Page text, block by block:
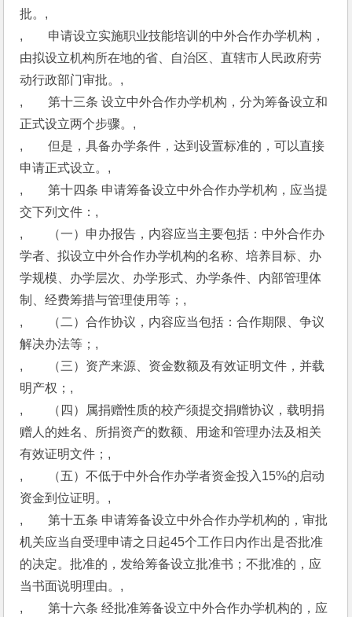
批。,
,　　申请设立实施职业技能培训的中外合作办学机构，
由拟设立机构所在地的省、自治区、直辖市人民政府劳
动行政部门审批。,
,　　第十三条 设立中外合作办学机构，分为筹备设立和
正式设立两个步骤。,
,　　但是，具备办学条件，达到设置标准的，可以直接
申请正式设立。,
,　　第十四条 申请筹备设立中外合作办学机构，应当提
交下列文件：,
,　　（一）申办报告，内容应当主要包括：中外合作办
学者、拟设立中外合作办学机构的名称、培养目标、办
学规模、办学层次、办学形式、办学条件、内部管理体
制、经费筹措与管理使用等；,
,　　（二）合作协议，内容应当包括：合作期限、争议
解决办法等；,
,　　（三）资产来源、资金数额及有效证明文件，并载
明产权；,
,　　（四）属捐赠性质的校产须提交捐赠协议，载明捐
赠人的姓名、所捐资产的数额、用途和管理办法及相关
有效证明文件；,
,　　（五）不低于中外合作办学者资金投入15%的启动
资金到位证明。,
,　　第十五条 申请筹备设立中外合作办学机构的，审批
机关应当自受理申请之日起45个工作日内作出是否批准
的决定。批准的，发给筹备设立批准书；不批准的，应
当书面说明理由。,
,　　第十六条 经批准筹备设立中外合作办学机构的，应